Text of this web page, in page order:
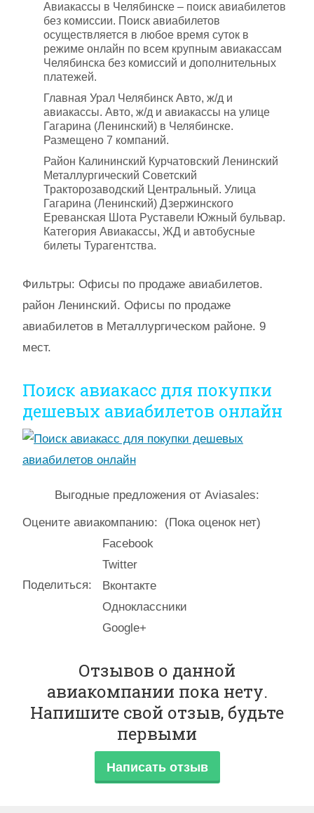
Авиакассы в Челябинске – поиск авиабилетов
без комиссии. Поиск авиабилетов
осуществляется в любое время суток в
режиме онлайн по всем крупным авиакассам
Челябинска без комиссий и дополнительных
платежей.
Главная Урал Челябинск Авто, ж/д и
авиакассы. Авто, ж/д и авиакассы на улице
Гагарина (Ленинский) в Челябинске.
Размещено 7 компаний.
Район Калининский Курчатовский Ленинский
Металлургический Советский
Тракторозаводский Центральный. Улица
Гагарина (Ленинский) Дзержинского
Ереванская Шота Руставели Южный бульвар.
Категория Авиакассы, ЖД и автобусные
билеты Турагентства.
Фильтры: Офисы по продаже авиабилетов.
район Ленинский. Офисы по продаже
авиабилетов в Металлургическом районе. 9
мест.
Поиск авиакасс для покупки
дешевых авиабилетов онлайн
Выгодные предложения от Aviasales:
Оцените авиакомпанию: (Пока оценок нет)
Поделиться:
Facebook
Twitter
Вконтакте
Одноклассники
Google+
Отзывов о данной
авиакомпании пока нету.
Напишите свой отзыв, будьте
первыми
Написать отзыв